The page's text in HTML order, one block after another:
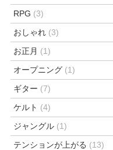
RPG (3)
おしゃれ (3)
お正月 (1)
オープニング (1)
ギター (7)
ケルト (4)
ジャングル (1)
テンションが上がる (13)